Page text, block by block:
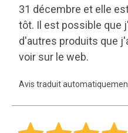
31 décembre et elle
tôt. Il est possible que
d'autres produits que
voir sur le web.
Avis traduit